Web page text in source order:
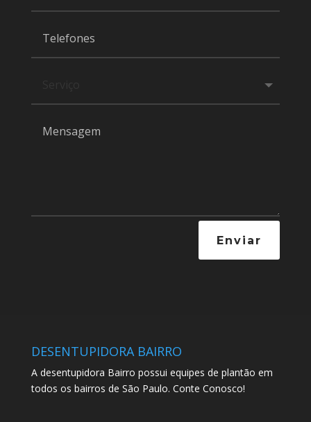
Enviar
DESENTUPIDORA BAIRRO
A desentupidora Bairro possui equipes de plantão em
todos os bairros de São Paulo. Conte Conosco!